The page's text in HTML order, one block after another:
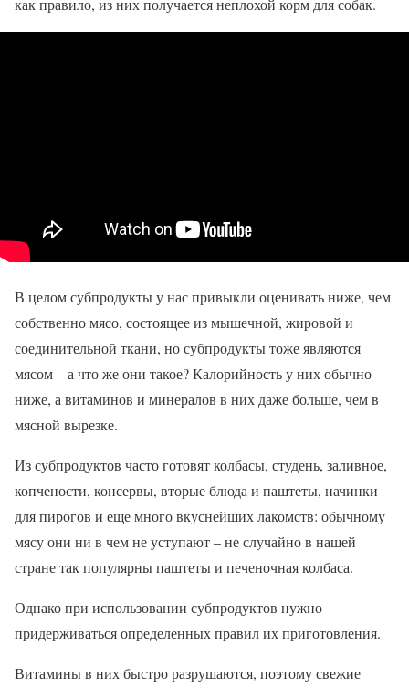
как правило, из них получается неплохой корм для собак.
В целом субпродукты у нас привыкли оценивать ниже, чем
собственно мясо, состоящее из мышечной, жировой и
соединительной ткани, но субпродукты тоже являются
мясом – а что же они такое? Калорийность у них обычно
ниже, а витаминов и минералов в них даже больше, чем в
мясной вырезке.
Из субпродуктов часто готовят колбасы, студень, заливное,
копчености, консервы, вторые блюда и паштеты, начинки
для пирогов и еще много вкуснейших лакомств: обычному
мясу они ни в чем не уступают – не случайно в нашей
стране так популярны паштеты и печеночная колбаса.
Однако при использовании субпродуктов нужно
придерживаться определенных правил их приготовления.
Витамины в них быстро разрушаются, поэтому свежие